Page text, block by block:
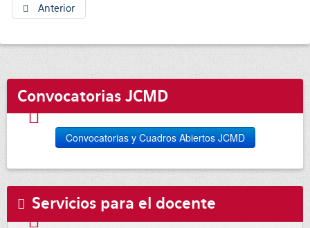
Anterior
Convocatorias JCMD
Convocatorias y Cuadros Abiertos JCMD
Servicios para el docente